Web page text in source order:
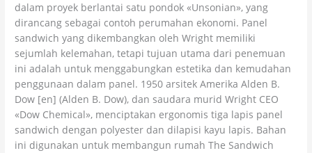
dalam proyek berlantai satu pondok «Unsonian», yang
dirancang sebagai contoh perumahan ekonomi. Panel
sandwich yang dikembangkan oleh Wright memiliki
sejumlah kelemahan, tetapi tujuan utama dari penemuan
ini adalah untuk menggabungkan estetika dan kemudahan
penggunaan dalam panel. 1950 arsitek Amerika Alden B.
Dow [en] (Alden B. Dow), dan saudara murid Wright CEO
«Dow Chemical», menciptakan ergonomis tiga lapis panel
sandwich dengan polyester dan dilapisi kayu lapis. Bahan
ini digunakan untuk membangun rumah The Sandwich